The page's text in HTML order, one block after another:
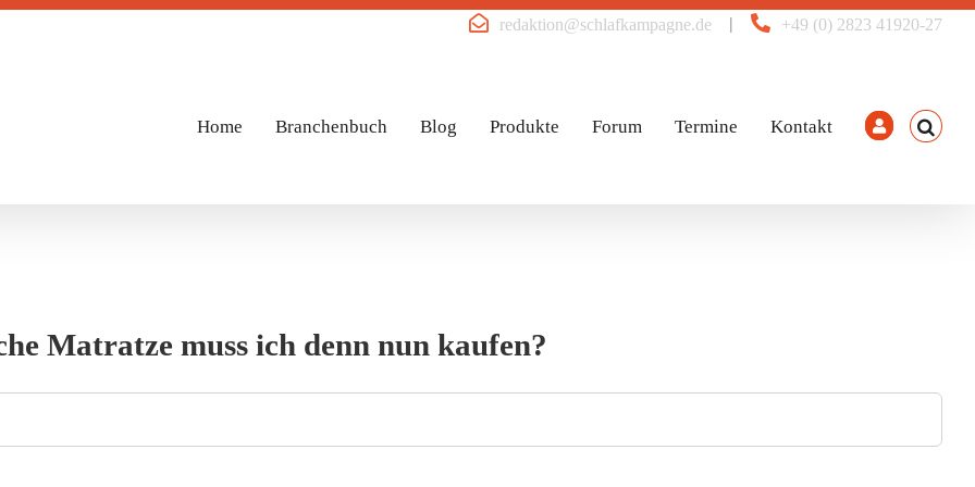
+49 (0) 2823 41920-27
|
redaktion@schlafkampagne.de
Home Branchenbuch Blog Produkte Forum Termine Kontakt
Matratze muss ich denn nun kaufen?